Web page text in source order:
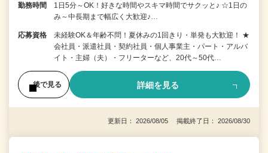
勤務時間
1日5分～OK！好きな時間やスキマ時間でサクッと♪ ☆1日の
み～中長期まで幅広く大歓迎♪…
応募資格
未経験OK＆年齢不問！夏休みの1回きり・単発も大歓迎！ ★
会社員・派遣社員・契約社員・個人事業主・パート・アルバ
イト・主婦（夫）・フリーターなど、20代～50代…
後で見る 詳細を見る
更新日： 2026/08/05 掲載終了日： 2026/08/30